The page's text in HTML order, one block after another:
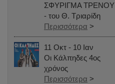
ΣΦΥΡΙΓΜΑ ΤΡΕΝΟΥ
- του Θ. Τριαρίδη
Περισσότερα >
11 Οκτ - 10 Ιαν
Οι Κάλπηδες 4ος
χρόνος
Περισσότερα >